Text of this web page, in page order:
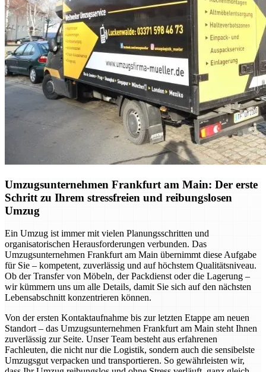
Umzugsunternehmen Frankfurt am Main: Der erste
Schritt zu Ihrem stressfreien und reibungslosen
Umzug
Ein Umzug ist immer mit vielen Planungsschritten und
organisatorischen Herausforderungen verbunden. Das
Umzugsunternehmen Frankfurt am Main übernimmt diese Aufgabe
für Sie – kompetent, zuverlässig und auf höchstem Qualitätsniveau.
Ob der Transfer von Möbeln, der Packdienst oder die Lagerung –
wir kümmern uns um alle Details, damit Sie sich auf den nächsten
Lebensabschnitt konzentrieren können.
Von der ersten Kontaktaufnahme bis zur letzten Etappe am neuen
Standort – das Umzugsunternehmen Frankfurt am Main steht Ihnen
zuverlässig zur Seite. Unser Team besteht aus erfahrenen
Fachleuten, die nicht nur die Logistik, sondern auch die sensibelste
Umzugsgut verpacken und transportieren. So gewährleisten wir,